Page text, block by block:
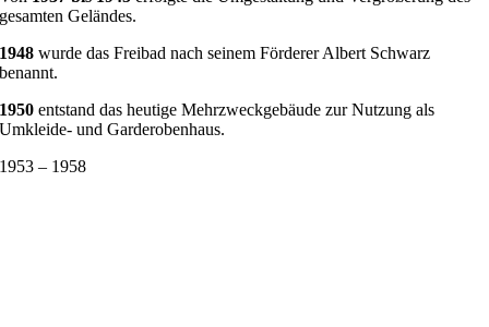
gesamten Geländes.
1948wurde das Freibad nach seinem Förderer Albert Schwarz
benannt.
1950 entstand das heutige Mehrzweckgebäude zur Nutzung als
Umkleide- und Garderobenhaus.
1953 – 1958